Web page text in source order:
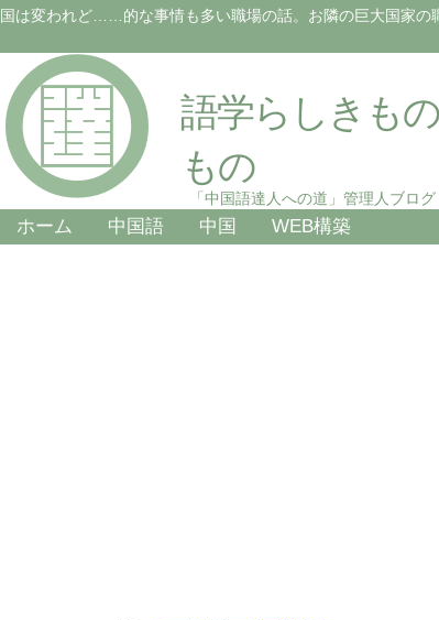
国は変われど……的な事情も多い職場の話。お隣の巨大国家の
語学らしきも
もの
「中国語達人への道」管理人ブログ
ホーム 中国語 中国 WEB構築